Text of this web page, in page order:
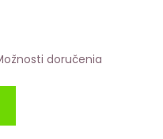
doručenia